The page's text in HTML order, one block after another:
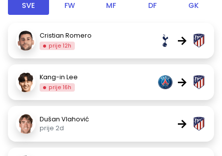
SVE FW MF DF GK
Cristian Romero
prije 12h →
Kang-in Lee
prije 16h →
Dušan Vlahović
prije 2d
→